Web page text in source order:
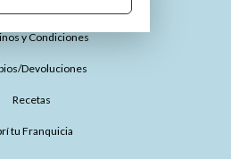
y Condiciones
Devoluciones
Recetas
tu Franquicia